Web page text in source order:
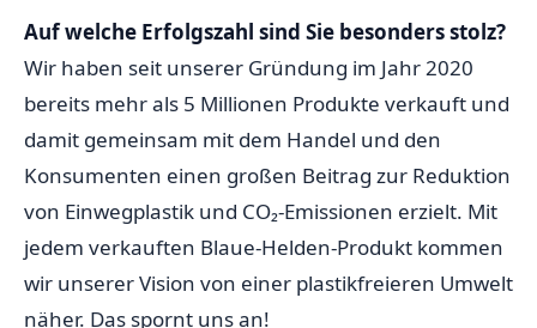
Auf welche Erfolgszahl sind Sie besonders stolz?
Wir haben seit unserer Gründung im Jahr 2020
bereits mehr als 5 Millionen Produkte verkauft und
damit gemeinsam mit dem Handel und den
Konsumenten einen großen Beitrag zur Reduktion
von Einwegplastik und CO₂-Emissionen erzielt. Mit
jedem verkauften Blaue-Helden-Produkt kommen
wir unserer Vision von einer plastikfreieren Umwelt
näher. Das spornt uns an!